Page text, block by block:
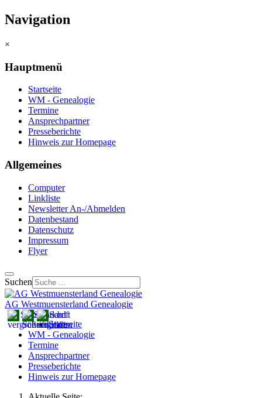
Navigation
×
Hauptmenü
Startseite
WM - Genealogie
Termine
Ansprechpartner
Presseberichte
Hinweis zur Homepage
Allgemeines
Computer
Linkliste
Newsletter An-/Abmelden
Datenbestand
Datenschutz
Impressum
Flyer
Suchen
AG Westmuensterland Genealogie
Startseite
WM - Genealogie
Termine
Ansprechpartner
Presseberichte
Hinweis zur Homepage